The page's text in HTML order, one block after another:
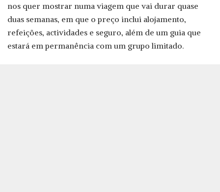
nos quer mostrar numa viagem que vai durar quase
duas semanas, em que o preço inclui alojamento,
refeições, actividades e seguro, além de um guia que
estará em permanência com um grupo limitado.